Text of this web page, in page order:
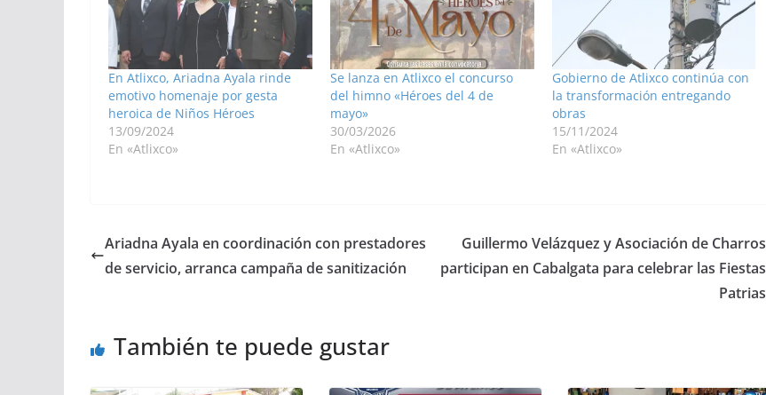
En Atlixco, Ariadna Ayala rinde
emotivo homenaje por gesta
heroica de Niños Héroes
13/09/2024
En «Atlixco»
Se lanza en Atlixco el concurso
del himno «Héroes del 4 de
mayo»
30/03/2026
En «Atlixco»
Gobierno de Atlixco continúa con
la transformación entregando
obras
15/11/2024
En «Atlixco»
Ariadna Ayala en coordinación con prestadores
de servicio, arranca campaña de sanitización
Guillermo Velázquez y Asociación de Charros
participan en Cabalgata para celebrar las Fiestas
Patrias
También te puede gustar